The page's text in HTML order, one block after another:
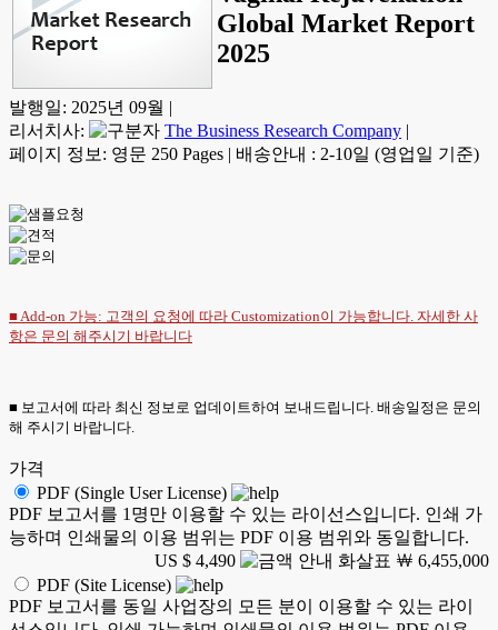
Global Market Report
2025
발행일: 2025년 09월 |
리서치사:
The Business Research Company |
페이지 정보: 영문 250 Pages | 배송안내 : 2-10일 (영업일 기준)
■ Add-on 가능: 고객의 요청에 따라 Customization이 가능합니다. 자세한 사
항은 문의 해주시기 바랍니다
■ 보고서에 따라 최신 정보로 업데이트하여 보내드립니다. 배송일정은 문의
해 주시기 바랍니다.
가격
PDF (Single User License)
PDF 보고서를 1명만 이용할 수 있는 라이선스입니다. 인쇄 가
능하며 인쇄물의 이용 범위는 PDF 이용 범위와 동일합니다.
US $ 4,490
￦ 6,455,000
PDF (Site License)
PDF 보고서를 동일 사업장의 모든 분이 이용할 수 있는 라이